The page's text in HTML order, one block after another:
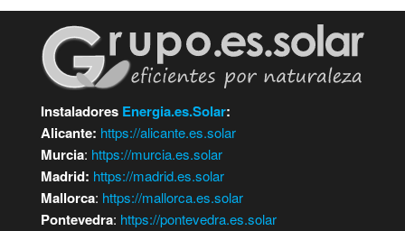
Instaladores Energia.es.Solar:
Alicante: https://alicante.es.solar
Murcia: https://murcia.es.solar
Madrid: https://madrid.es.solar
Mallorca: https://mallorca.es.solar
Pontevedra: https://pontevedra.es.solar